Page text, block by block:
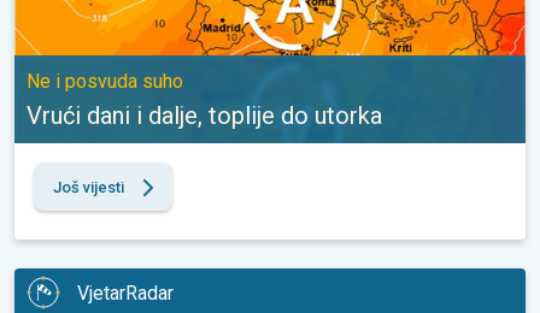
Ne i posvuda suho
Vrući dani i dalje, toplije do utorka
Još vijesti
VjetarRadar